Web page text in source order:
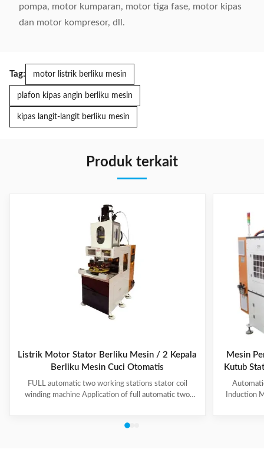
pompa, motor kumparan, motor tiga fase, motor kipas
dan motor kompresor, dll.
Tag: motor listrik berliku mesin
plafon kipas angin berliku mesin
kipas langit-langit berliku mesin
Produk terkait
Listrik Motor Stator Berliku Mesin / 2 Kepala
Berliku Mesin Cuci Otomatis
FULL automatic two working stations stator coil
winding machine Application of full automatic two
poles, 4 poles and 6poles coils winding. 1. Main
Mesin
Kutub
Induction